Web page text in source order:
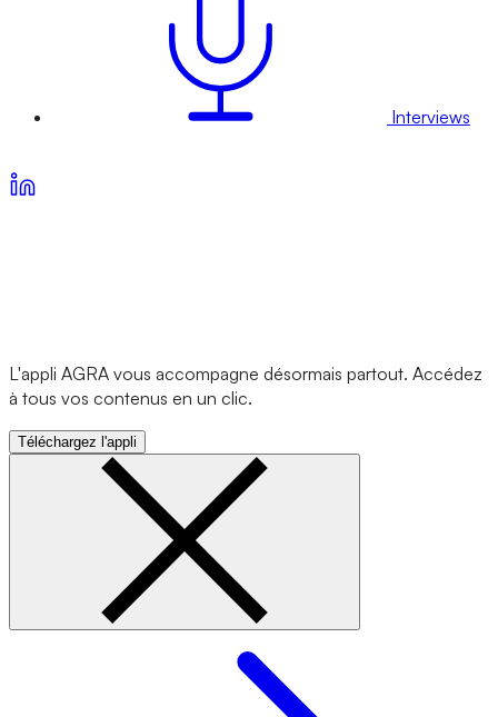
Interviews
L'appli AGRA vous accompagne désormais partout. Accédez
à tous vos contenus en un clic.
Téléchargez l'appli